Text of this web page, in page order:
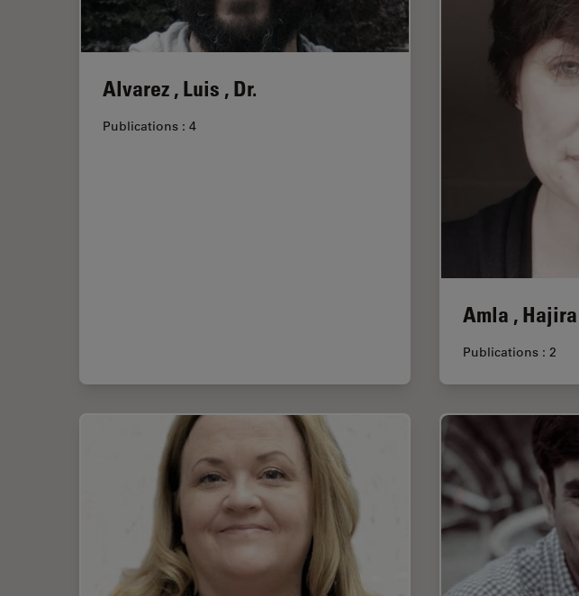
Alvarez , Luis , Dr.
Publications : 4
Amla , Hajira
Publications : 2